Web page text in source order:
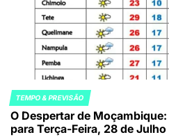
POSTED
IN
TEMPO & PREVISÃO
O Despertar de
para Terça-Feira, 28 de